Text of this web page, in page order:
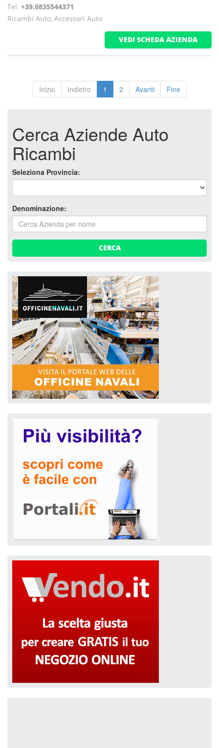
Tel. +39.0835544371
Ricambi Auto, Accessori Auto
VEDI SCHEDA AZIENDA
Inizio Indietro 1 2 Avanti Fine
Cerca Aziende Auto
Ricambi
Seleziona Provincia:
Denominazione:
CERCA